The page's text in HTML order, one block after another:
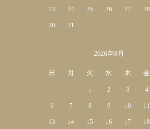
23 24 25 26 27 28
30 31
2026年9月
日 月 火 水 木 金
1 2 3 4
6 7 8 9 10 11
13 14 15 16 17 18